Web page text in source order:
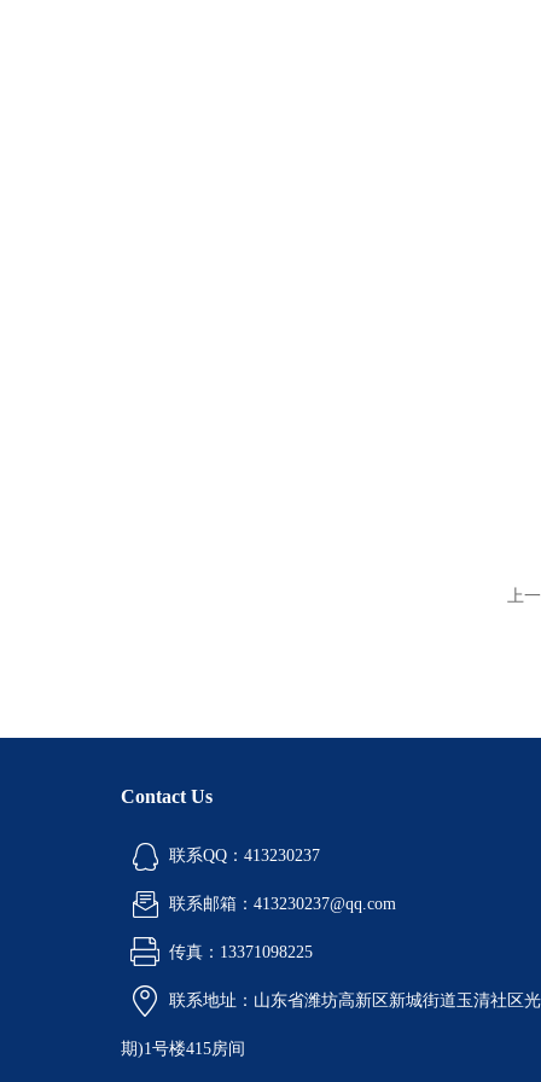
上一
Contact Us
联系QQ：413230237
联系邮箱：413230237@qq.com
传真：13371098225
联系地址：山东省潍坊高新区新城街道玉清社区
期)1号楼415房间